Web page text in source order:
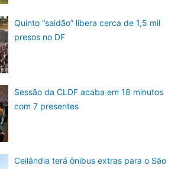
Quinto “saidão” libera cerca de 1,5 mil
presos no DF
Sessão da CLDF acaba em 18 minutos
com 7 presentes
Ceilândia terá ônibus extras para o São